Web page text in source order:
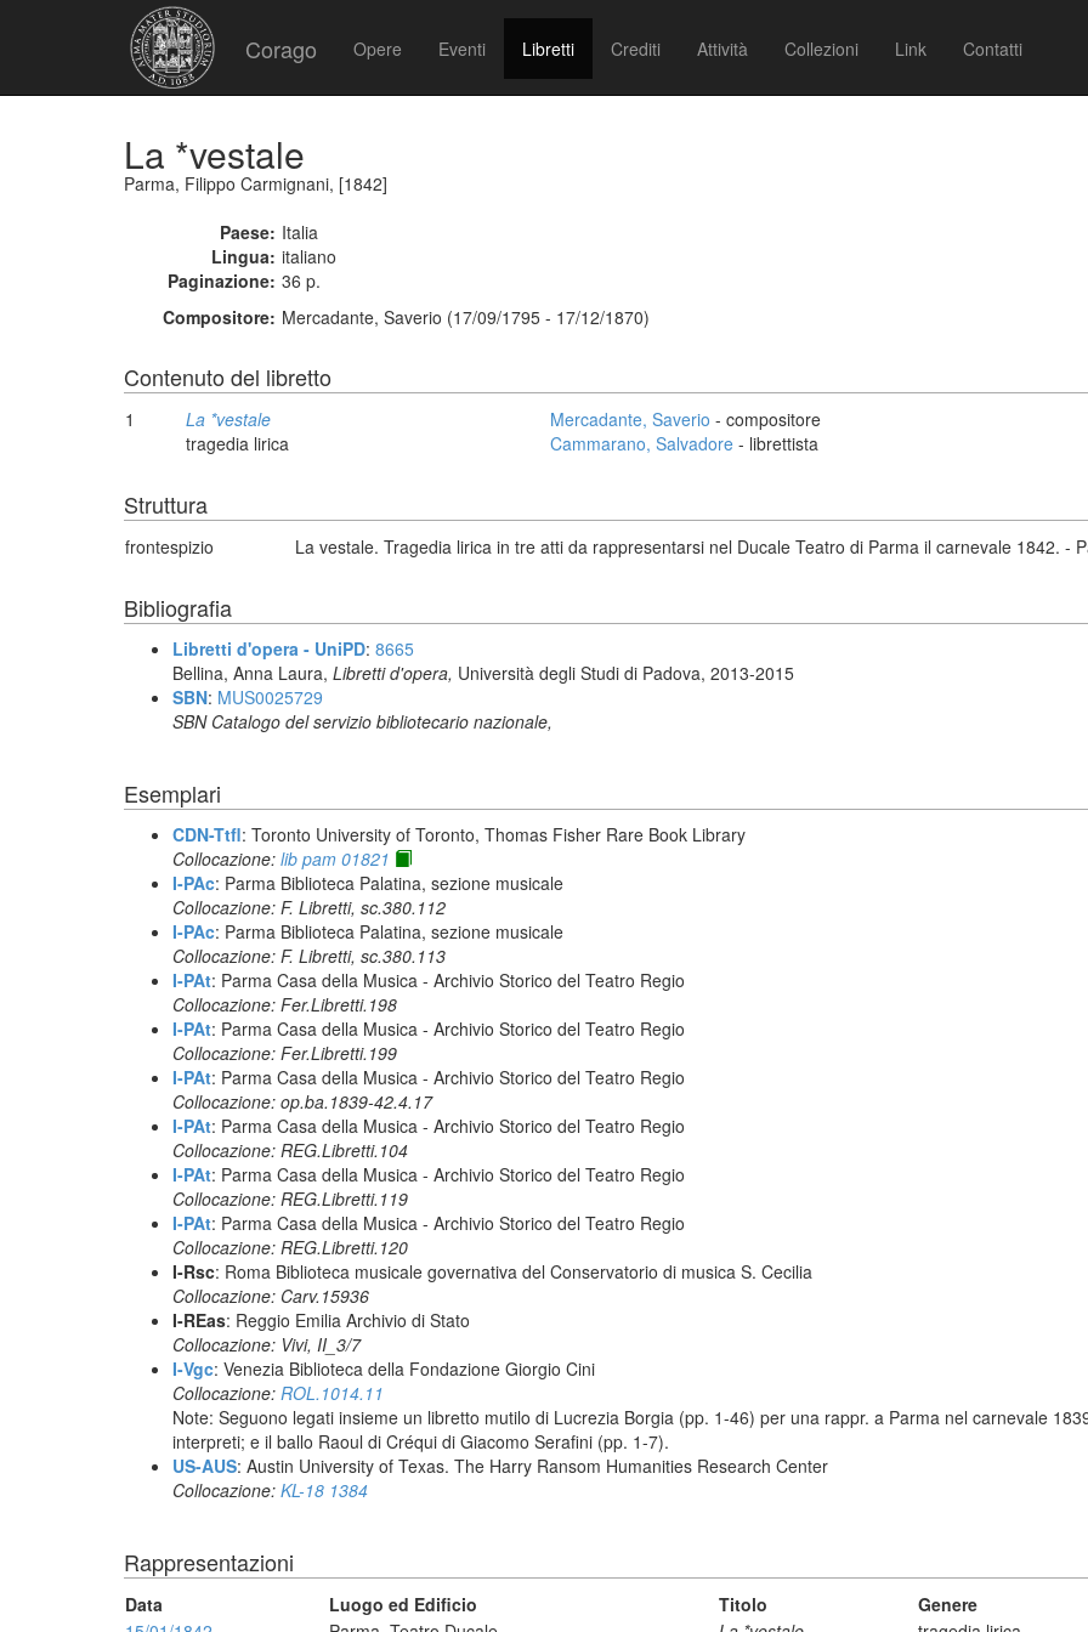
Corago Opere Eventi Libretti Crediti Attività Collezioni Link Contatti
La *vestale
Parma, Filippo Carmignani, [1842]
Paese: Italia
Lingua: italiano
Paginazione: 36 p.
Compositore: Mercadante, Saverio (17/09/1795 - 17/12/1870)
Contenuto del libretto
1
La *vestale
tragedia lirica
Mercadante, Saverio - compositore
Cammarano, Salvadore - librettista
Struttura
frontespizio La vestale. Tragedia lirica in tre atti da rappresentarsi nel Ducale Teatro di Parma il carnevale 1842. -
Bibliografia
Libretti d'opera - UniPD: 8665
Bellina, Anna Laura, Libretti d'opera, Università degli Studi di Padova, 2013-2015
SBN: MUS0025729
SBN Catalogo del servizio bibliotecario nazionale,
Esemplari
CDN-Ttfl: Toronto University of Toronto, Thomas Fisher Rare Book Library
Collocazione: lib pam 01821
I-PAc: Parma Biblioteca Palatina, sezione musicale
Collocazione: F. Libretti, sc.380.112
I-PAc: Parma Biblioteca Palatina, sezione musicale
Collocazione: F. Libretti, sc.380.113
I-PAt: Parma Casa della Musica - Archivio Storico del Teatro Regio
Collocazione: Fer.Libretti.198
I-PAt: Parma Casa della Musica - Archivio Storico del Teatro Regio
Collocazione: Fer.Libretti.199
I-PAt: Parma Casa della Musica - Archivio Storico del Teatro Regio
Collocazione: op.ba.1839-42.4.17
I-PAt: Parma Casa della Musica - Archivio Storico del Teatro Regio
Collocazione: REG.Libretti.104
I-PAt: Parma Casa della Musica - Archivio Storico del Teatro Regio
Collocazione: REG.Libretti.119
I-PAt: Parma Casa della Musica - Archivio Storico del Teatro Regio
Collocazione: REG.Libretti.120
I-Rsc: Roma Biblioteca musicale governativa del Conservatorio di musica S. Cecilia
Collocazione: Carv.15936
I-REas: Reggio Emilia Archivio di Stato
Collocazione: Vivi, II_3/7
I-Vgc: Venezia Biblioteca della Fondazione Giorgio Cini
Collocazione: ROL.1014.11
Note: Seguono legati insieme un libretto mutilo di Lucrezia Borgia (pp. 1-46) per una rappr. a Parma nel carnevale
interpreti; e il ballo Raoul di Créqui di Giacomo Serafini (pp. 1-7).
US-AUS: Austin University of Texas. The Harry Ransom Humanities Research Center
Collocazione: KL-18 1384
Rappresentazioni
Data Luogo ed Edificio Titolo Genere